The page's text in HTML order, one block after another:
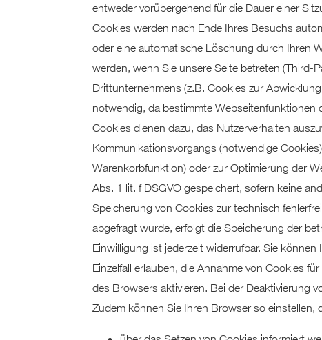
entweder vorübergehend für die Dauer einer
Cookies werden nach Ende Ihres Besuchs
oder eine automatische Löschung durch Ihren
werden, wenn Sie unsere Seite betreten
Drittunternehmens (z.B. Cookies zur
notwendig, da bestimmte Webseitenfunktionen
Cookies dienen dazu, das Nutzerverhalten
Kommunikationsvorgangs (notwendige
Warenkorbfunktion) oder zur Optimierung der
Abs. 1 lit. f DSGVO gespeichert, sofern keine
Speicherung von Cookies zur technisch
abgefragt wurde, erfolgt die Speicherung der
Einwilligung ist jederzeit widerrufbar. Sie
Einzelfall erlauben, die Annahme von Cookies
des Browsers aktivieren. Bei der Deaktivierung
Zudem können Sie Ihren Browser so einstellen,